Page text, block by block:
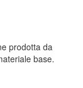
prodotta da
base.